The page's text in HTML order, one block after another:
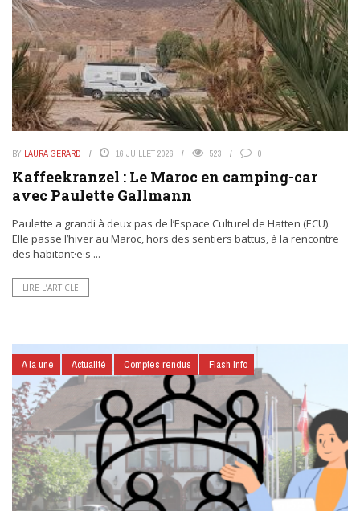
BY LAURA GERARD 16 JUILLET 2026 523 0
Kaffeekranzel : Le Maroc en camping-car
avec Paulette Gallmann
Paulette a grandi à deux pas de l’Espace Culturel de Hatten (ECU).
Elle passe l’hiver au Maroc, hors des sentiers battus, à la rencontre
des habitant·e·s ...
LIRE L’ARTICLE
A la une Actualité Comptes rendus Flash Info